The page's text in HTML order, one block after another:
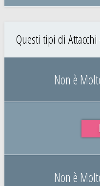
Questi tipi di
Non è
Non è